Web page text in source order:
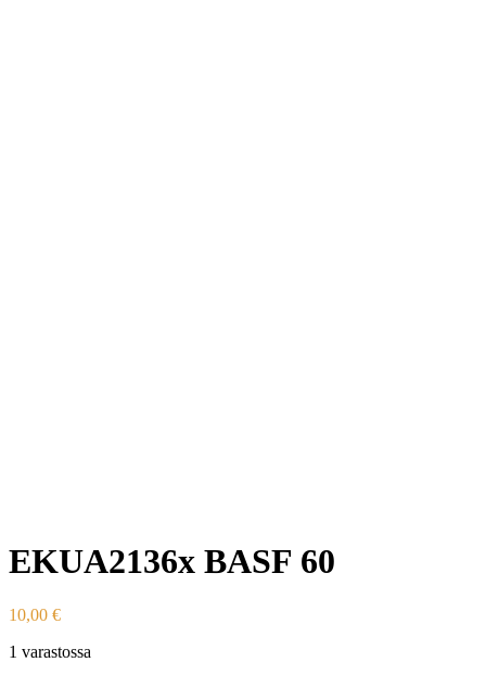
EKUA2136x BASF 60
10,00 €
1 varastossa